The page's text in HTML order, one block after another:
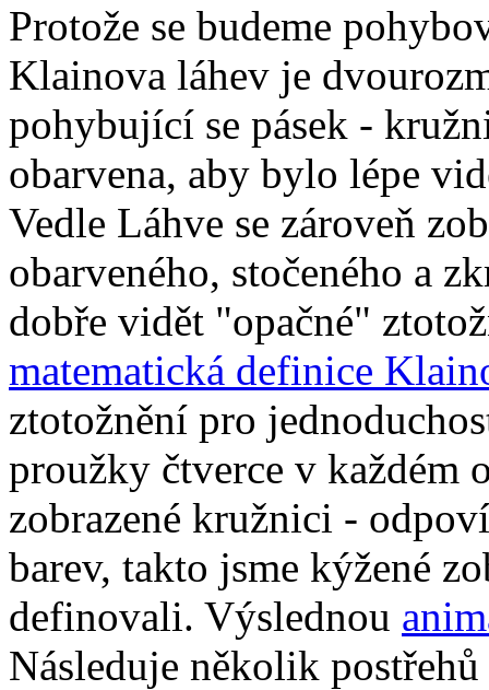
Protože se budeme
Klainova láhev je
pohybující se pásek -
obarvena, aby bylo lépe
Vedle Láhve se zároveň
obarveného, stočeného a
dobře vidět "opačné"
matematická definice
ztotožnění pro
proužky čtverce v každém
zobrazené kružnici -
barev, takto jsme kýžené
definovali. Výslednou
Následuje několik